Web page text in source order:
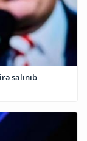
salınıb